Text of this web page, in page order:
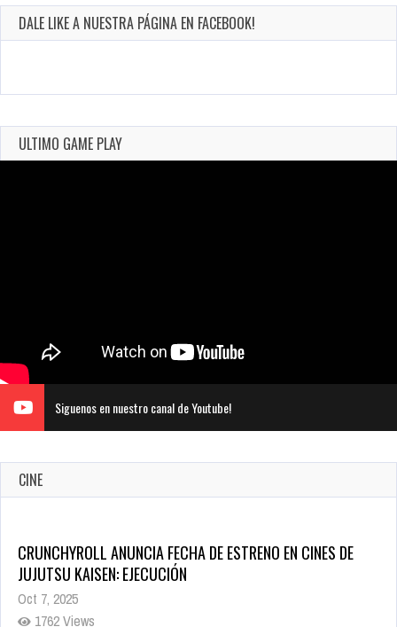
DALE LIKE A NUESTRA PÁGINA EN FACEBOOK!
ULTIMO GAME PLAY
Siguenos en nuestro canal de Youtube!
CINE
CRUNCHYROLL ANUNCIA FECHA DE ESTRENO EN CINES DE
JUJUTSU KAISEN: EJECUCIÓN
Oct 7, 2025
1762 Views